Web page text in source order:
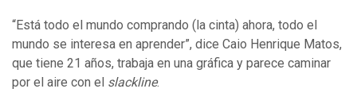
“Está todo el mundo comprando (la cinta) ahora, todo el
mundo se interesa en aprender”, dice Caio Henrique Matos,
que tiene 21 años, trabaja en una gráfica y parece caminar
por el aire con el slackline.